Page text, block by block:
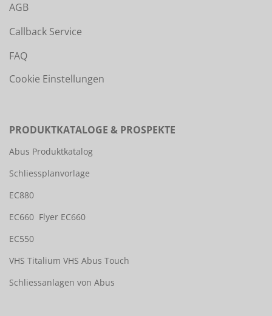
AGB
Callback Service
FAQ
Cookie Einstellungen
PRODUKTKATALOGE & PROSPEKTE
Abus Produktkatalog
Schliessplanvorlage
EC880
EC660 Flyer EC660
EC550
VHS Titalium VHS Abus Touch
Schliessanlagen von Abus